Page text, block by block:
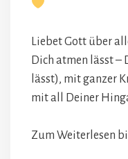
Liebet Gott über
Dich atmen lässt –
lässt), mit ganzer
mit all Deiner
Zum Weiterlesen